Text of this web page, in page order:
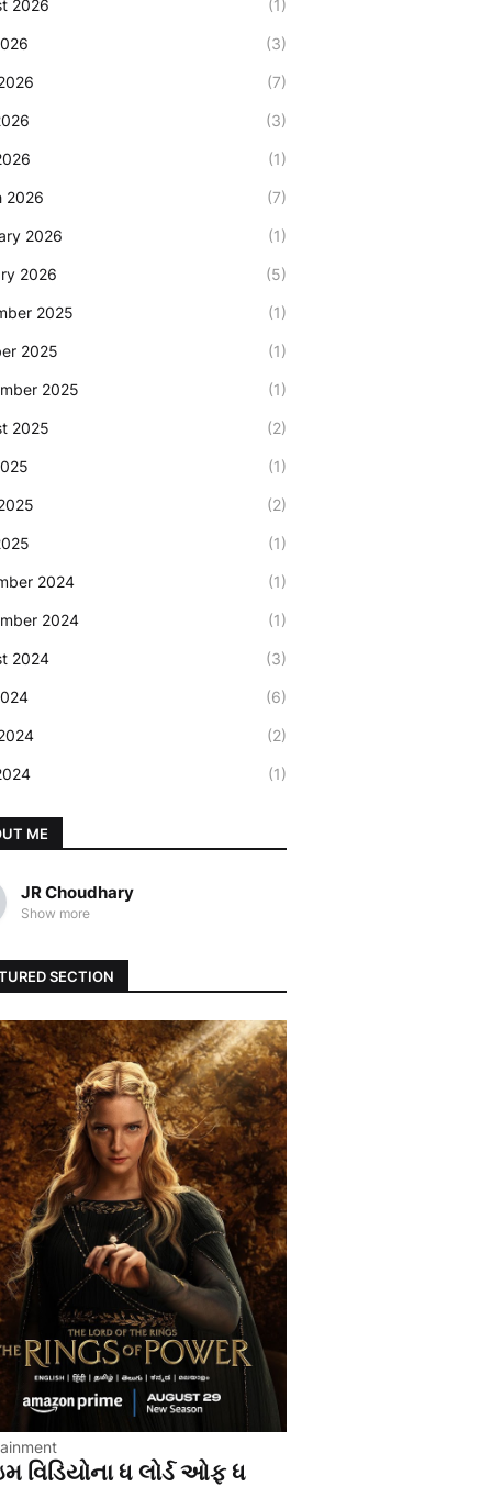
2026 (1)
(3)
(7)
(3)
(1)
2026 (7)
2026 (1)
2026 (5)
2025 (1)
2025 (1)
2025 (1)
2025 (2)
(1)
(2)
(1)
2024 (1)
2024 (1)
2024 (3)
(6)
(2)
(1)
ME
JR Choudhary
Show more
SECTION
વિડિયોના ધ લોર્ડ ઓફ ધ